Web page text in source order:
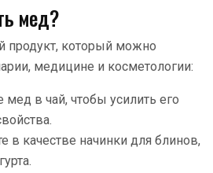
мед?
продукт, который можно
медицине и косметологии:
мед в чай, чтобы усилить его
в качестве начинки для блинов,